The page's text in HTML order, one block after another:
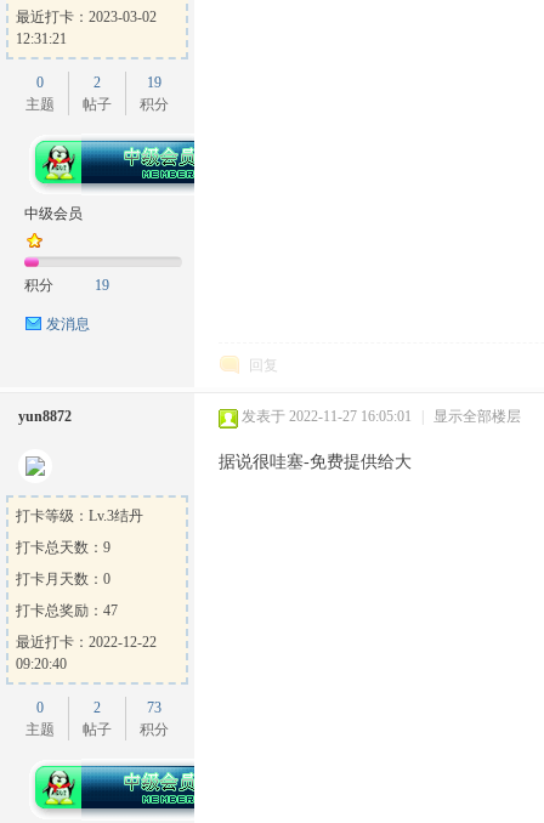
最近打卡：2023-03-02
12:31:21
0
主题
2
帖子
19
积分
中级会员
积分 19
发消息
回复
yun8872
打卡等级：Lv.3结丹
打卡总天数：9
打卡月天数：0
打卡总奖励：47
最近打卡：2022-12-22
09:20:40
0
主题
2
帖子
73
积分
发表于 2022-11-27 16:05:01 显示全部楼层
据说很哇塞-免费提供给大